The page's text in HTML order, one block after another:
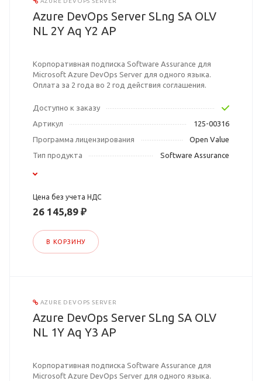
Azure DevOps Server SLng SA OLV
NL 2Y Aq Y2 AP
Корпоративная подписка Software Assurance для
Microsoft Azure DevOps Server для одного языка.
Оплата за 2 года во 2 год действия соглашения.
Доступно к заказу
Артикул
125-00316
Программа лицензирования
Open Value
Тип продукта
Software Assurance
Цена без учета НДС
26 145,89 ₽
В КОРЗИНУ
AZURE DEVOPS SERVER
Azure DevOps Server SLng SA OLV
NL 1Y Aq Y3 AP
Корпоративная подписка Software Assurance для
Microsoft Azure DevOps Server для одного языка.